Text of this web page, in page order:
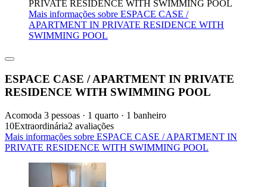
Mais informações sobre ESPACE CASE /
APARTMENT IN PRIVATE RESIDENCE WITH
SWIMMING POOL
ESPACE CASE / APARTMENT IN PRIVATE
RESIDENCE WITH SWIMMING POOL
Acomoda 3 pessoas · 1 quarto · 1 banheiro
10Extraordinária2 avaliações
Mais informações sobre ESPACE CASE / APARTMENT IN
PRIVATE RESIDENCE WITH SWIMMING POOL